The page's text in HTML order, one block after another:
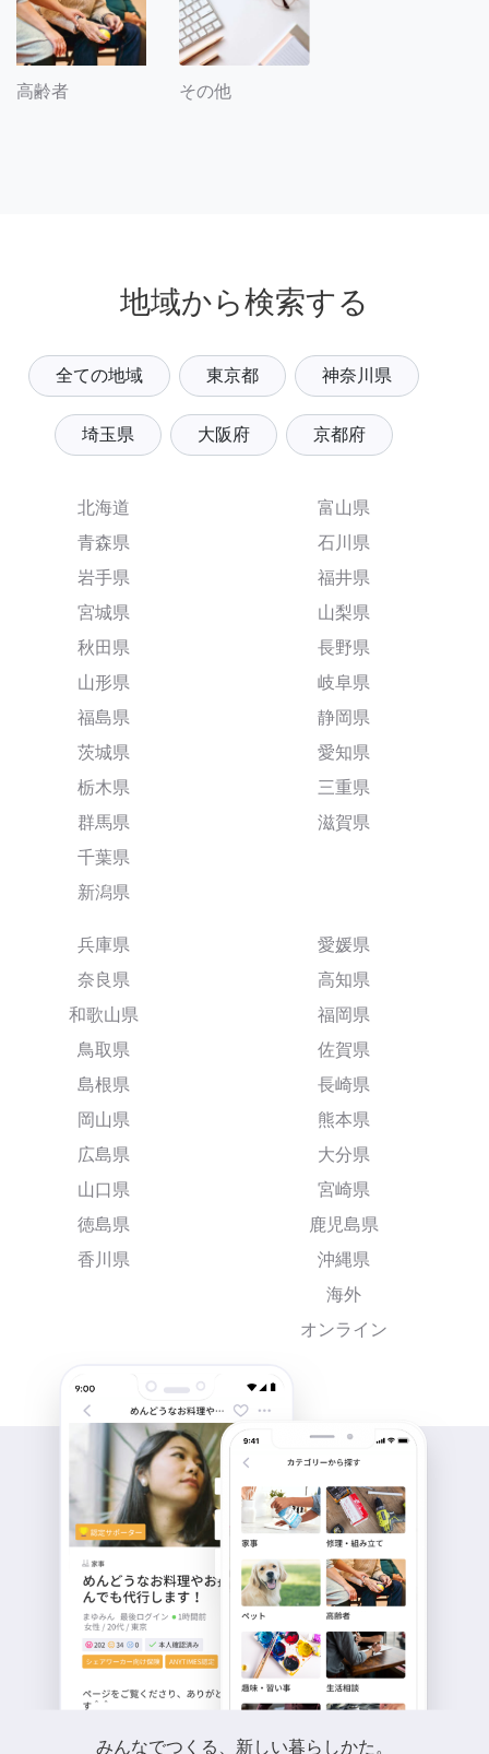
高齢者 その他
地域から検索する
全ての地域 東京都 神奈川県
埼玉県 大阪府 京都府
北海道
青森県
岩手県
宮城県
秋田県
山形県
福島県
茨城県
栃木県
群馬県
千葉県
新潟県
富山県
石川県
福井県
山梨県
長野県
岐阜県
静岡県
愛知県
三重県
滋賀県
兵庫県
奈良県
和歌山県
鳥取県
島根県
岡山県
広島県
山口県
徳島県
香川県
愛媛県
高知県
福岡県
佐賀県
長崎県
熊本県
大分県
宮崎県
鹿児島県
沖縄県
海外
オンライン
みんなでつくる、新しい暮らしかた。